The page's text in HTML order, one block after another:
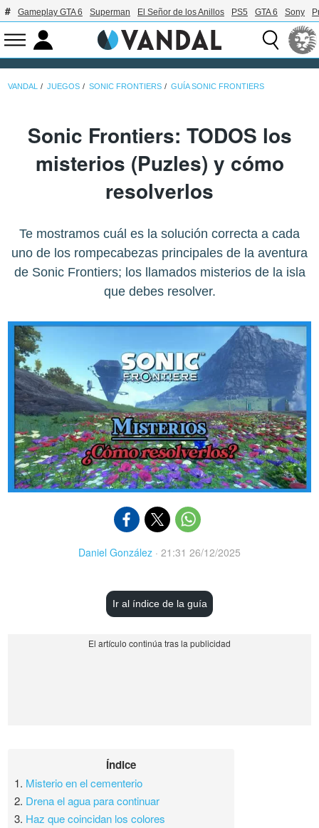
Gameplay GTA 6 Superman El Señor de los Anillos PS5 GTA 6 Sony
VANDAL JUEGOS SONIC FRONTIERS GUÍA SONIC FRONTIERS
Sonic Frontiers: TODOS los
misterios (Puzles) y cómo
resolverlos
Te mostramos cuál es la solución correcta a cada
uno de los rompecabezas principales de la aventura
de Sonic Frontiers; los llamados misterios de la isla
que debes resolver.
Daniel González · 21:31 26/12/2025
Ir al índice de la guía
Índice
1. Misterio en el cementerio
2. Drena el agua para continuar
3. Haz que coincidan los colores